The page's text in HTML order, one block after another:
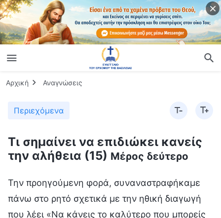
Αρχική Αναγνώσεις
Περιεχόμενα
Τι σημαίνει να επιδιώκει κανείς
την αλήθεια (15) Μέρος δεύτερο
Την προηγούμενη φορά, συναναστραφήκαμε
πάνω στο ρητό σχετικά με την ηθική διαγωγή
που λέει «Να κάνεις το καλύτερο που μπορείς